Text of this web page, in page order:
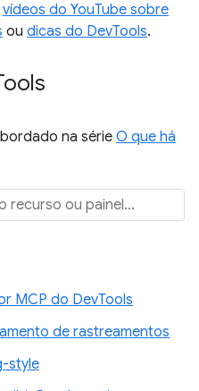
vídeos do YouTube sobre
ou dicas do DevTools.
na série O que há
MCP do DevTools
de rastreamentos
style